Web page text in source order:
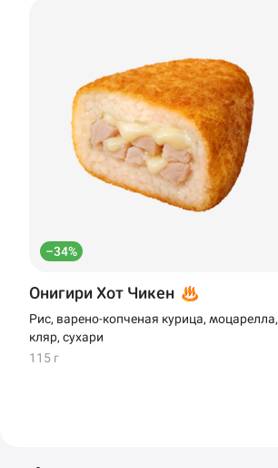
–34%
Онигири Хот Чикен
Рис, варено-копченая курица, моцарелла,
кляр, сухари
115 г